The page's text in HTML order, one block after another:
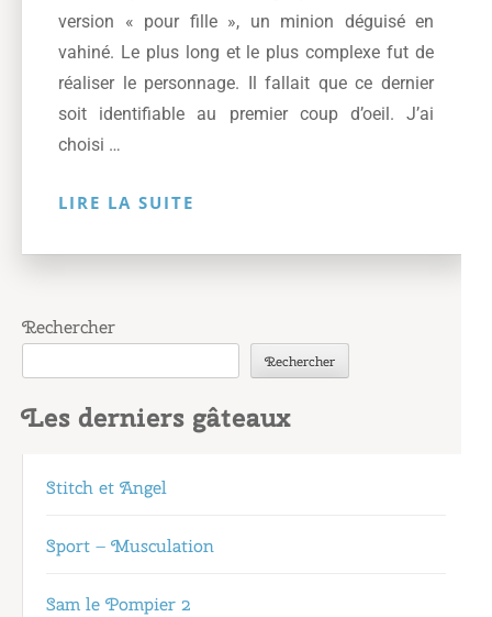
version « pour fille », un minion déguisé en
vahiné. Le plus long et le plus complexe fut de
réaliser le personnage. Il fallait que ce dernier
soit identifiable au premier coup d’oeil. J’ai
choisi …
LIRE LA SUITE
Rechercher
Rechercher
Les derniers gâteaux
Stitch et Angel
Sport – Musculation
Sam le Pompier 2